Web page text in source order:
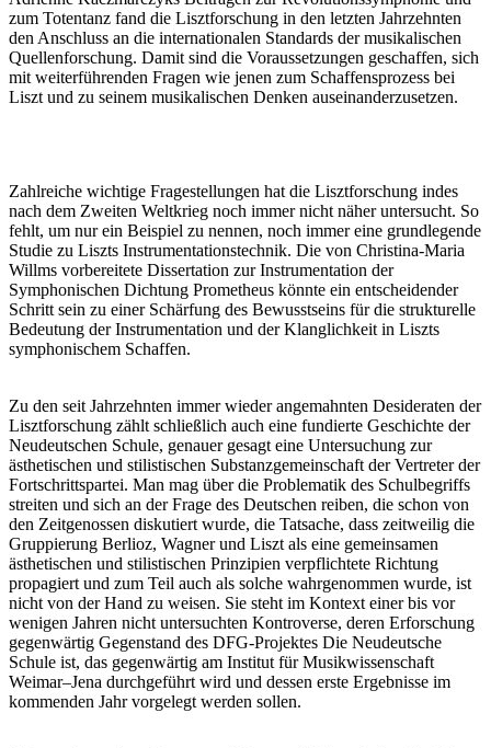
zum Totentanz fand die Lisztforschung in den letzten Jahrzehnten
den Anschluss an die internationalen Standards der musikalischen
Quellenforschung. Damit sind die Voraussetzungen geschaffen, sich
mit weiterführenden Fragen wie jenen zum Schaffensprozess bei
Liszt und zu seinem musikalischen Denken auseinanderzusetzen.
Zahlreiche wichtige Fragestellungen hat die Lisztforschung indes
nach dem Zweiten Weltkrieg noch immer nicht näher untersucht. So
fehlt, um nur ein Beispiel zu nennen, noch immer eine grundlegende
Studie zu Liszts Instrumentationstechnik. Die von Christina-Maria
Willms vorbereitete Dissertation zur Instrumentation der
Symphonischen Dichtung Prometheus könnte ein entscheidender
Schritt sein zu einer Schärfung des Bewusstseins für die strukturelle
Bedeutung der Instrumentation und der Klanglichkeit in Liszts
symphonischem Schaffen.
Zu den seit Jahrzehnten immer wieder angemahnten Desideraten der
Lisztforschung zählt schließlich auch eine fundierte Geschichte der
Neudeutschen Schule, genauer gesagt eine Untersuchung zur
ästhetischen und stilistischen Substanzgemeinschaft der Vertreter der
Fortschrittspartei. Man mag über die Problematik des Schulbegriffs
streiten und sich an der Frage des Deutschen reiben, die schon von
den Zeitgenossen diskutiert wurde, die Tatsache, dass zeitweilig die
Gruppierung Berlioz, Wagner und Liszt als eine gemeinsamen
ästhetischen und stilistischen Prinzipien verpflichtete Richtung
propagiert und zum Teil auch als solche wahrgenommen wurde, ist
nicht von der Hand zu weisen. Sie steht im Kontext einer bis vor
wenigen Jahren nicht untersuchten Kontroverse, deren Erforschung
gegenwärtig Gegenstand des DFG-Projektes Die Neudeutsche
Schule ist, das gegenwärtig am Institut für Musikwissenschaft
Weimar–Jena durchgeführt wird und dessen erste Ergebnisse im
kommenden Jahr vorgelegt werden sollen.